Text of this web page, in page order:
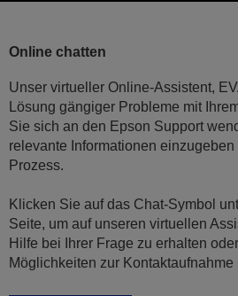
Online chatten
Unser virtueller Online-Assistent,
Lösung gängiger Probleme mit
Sie sich an den Epson Support
relevante Informationen
Prozess.
Klicken Sie auf das Chat-Symbol
Seite, um auf unseren virtuellen
Hilfe bei Ihrer Frage zu erhalten
Möglichkeiten zur